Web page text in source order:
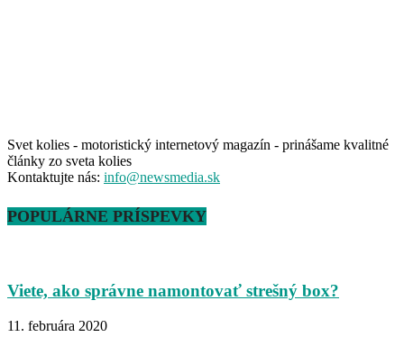
Svet kolies - motoristický internetový magazín - prinášame kvalitné
články zo sveta kolies
Kontaktujte nás: info@newsmedia.sk
POPULÁRNE PRÍSPEVKY
Viete, ako správne namontovať strešný box?
11. februára 2020